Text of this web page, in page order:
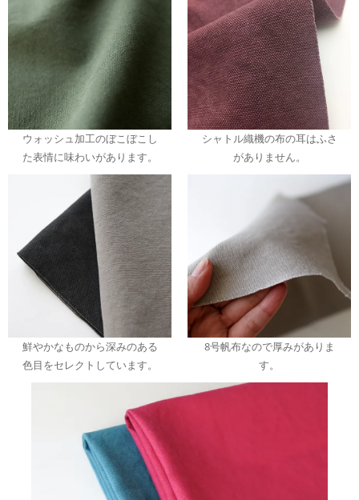
ウォッシュ加工のぼこぼこし
た表情に味わいがあります。
シャトル織機の布の耳はふさ
がありません。
鮮やかなものから深みのある
色目をセレクトしています。
8号帆布なので厚みがありま
す。